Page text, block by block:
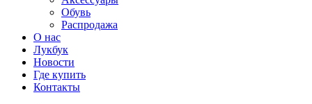
Обувь
Распродажа
О нас
Лукбук
Новости
Где купить
Контакты